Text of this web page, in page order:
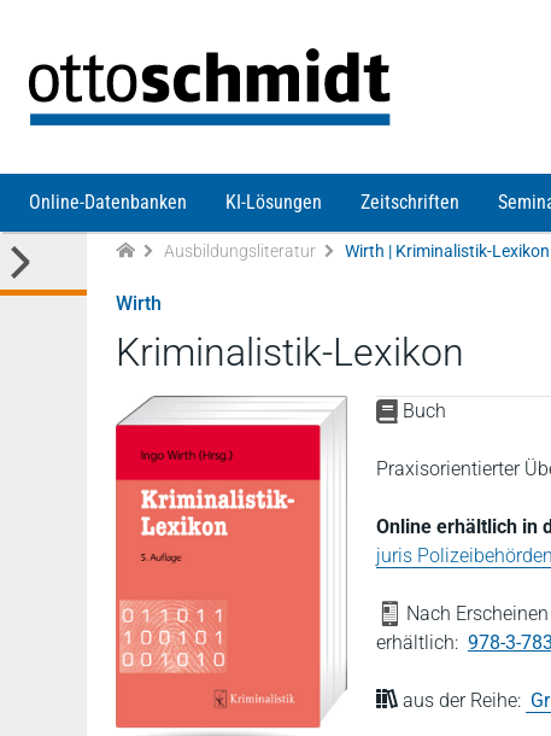
Online-Datenbanken KI-Lösungen Zeitschriften
Ausbildungsliteratur Wirth | Kriminalistik-Lexikon
Wirth
Kriminalistik-Lexikon
Buch
Praxisorientierter
Online erhältlich in
juris Polizeibehörden
Nach
erhältlich: 978-3-
aus der Reihe: